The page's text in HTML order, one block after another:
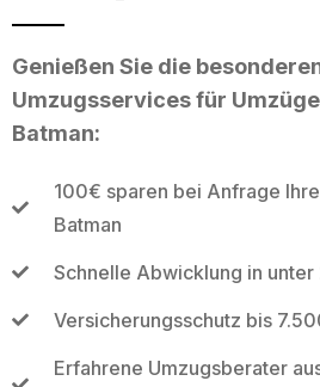
Genießen Sie die
Umzugsservices für
Batman:
100€ sparen bei Anfrage
Batman
Schnelle Abwicklung in unter
Versicherungsschutz bis
Erfahrene Umzugsberater